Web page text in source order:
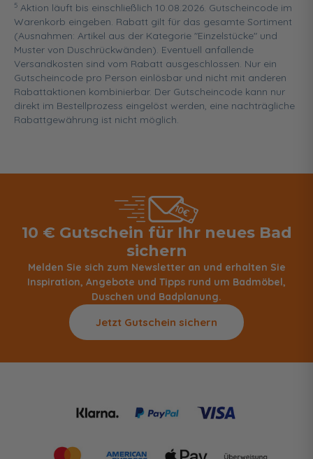
5 Aktion läuft bis einschließlich 10.08.2026. Gutscheincode im
Warenkorb eingeben. Rabatt gilt für das gesamte Sortiment
(Ausnahmen: Artikel aus der Kategorie "Einzelstücke" und
Muster von Duschrückwänden). Eventuell anfallende
Versandkosten sind vom Rabatt ausgeschlossen. Nur ein
Gutscheincode pro Person einlösbar und nicht mit anderen
Rabattaktionen kombinierbar. Der Gutscheincode kann nur
direkt im Bestellprozess eingelöst werden, eine nachträgliche
Rabattgewährung ist nicht möglich.
10 € Gutschein für Ihr neues Bad
sichern
Melden Sie sich zum Newsletter an und erhalten Sie
Inspiration, Angebote und Tipps rund um Badmöbel,
Duschen und Badplanung.
Jetzt Gutschein sichern